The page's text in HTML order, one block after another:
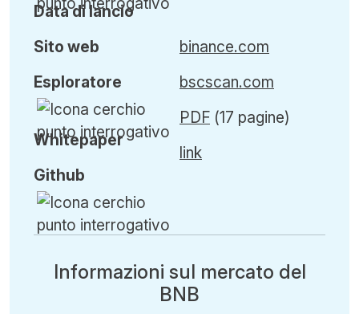
Data di lancio
Sito web
Esploratore
Whitepaper
Github
binance.com
bscscan.com
PDF (17 pagine)
link
Informazioni sul mercato del
BNB